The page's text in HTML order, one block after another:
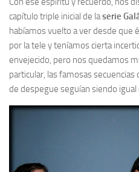
capítulo triple inicial de laserie
habíamos vuelto a ver desde que
por la tele y teníamos cierta
envejecido, pero nos quedamos
particular, las famosas secuencias
de despegue seguían siendo